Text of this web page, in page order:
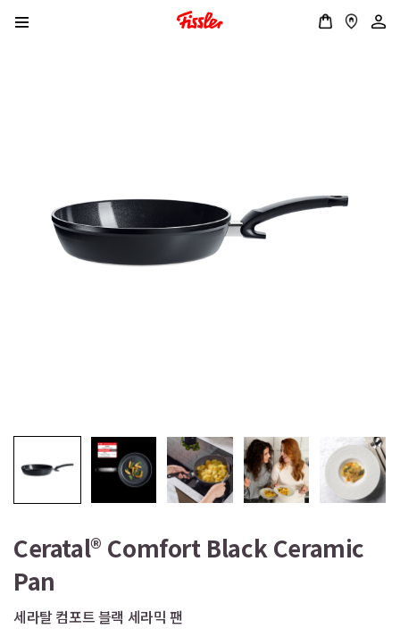
Ceratal® Comfort Black Ceramic
Pan
세라탈 컴포트 블랙 세라믹 팬